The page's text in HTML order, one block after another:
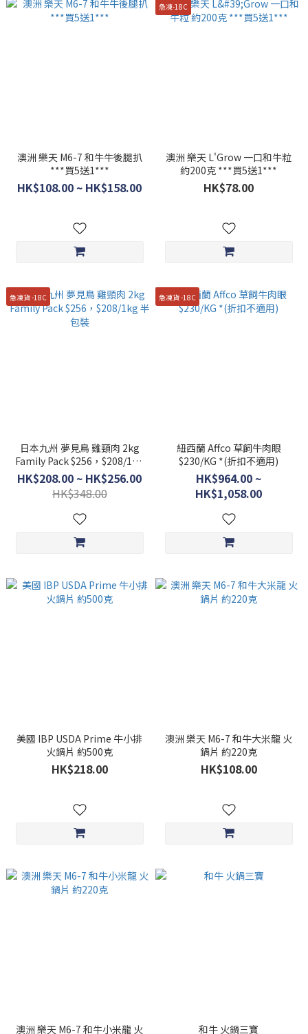
澳洲 樂天 M6-7 和牛牛後腿扒
***買5送1***
HK$108.00 ~ HK$158.00
急凍-18C
澳洲 樂天 L'Grow 一口和牛粒
約200克 ***買5送1***
HK$78.00
急凍貨 -18C
日本九州 夢見鳥 雞頸肉 2kg
Family Pack $256，$208/1kg
半包裝
HK$208.00 ~ HK$256.00
HK$348.00
急凍貨 -18C
紐西蘭 Affco 草飼牛肉眼
$230/KG *(折扣不適用)
HK$964.00 ~
HK$1,058.00
美國 IBP USDA Prime 牛小排
火鍋片 約500克
HK$218.00
澳洲 樂天 M6-7 和牛大米龍 火
鍋片 約220克
HK$108.00
澳洲 樂天 M6-7 和牛小米龍 火 和牛 火鍋三寶